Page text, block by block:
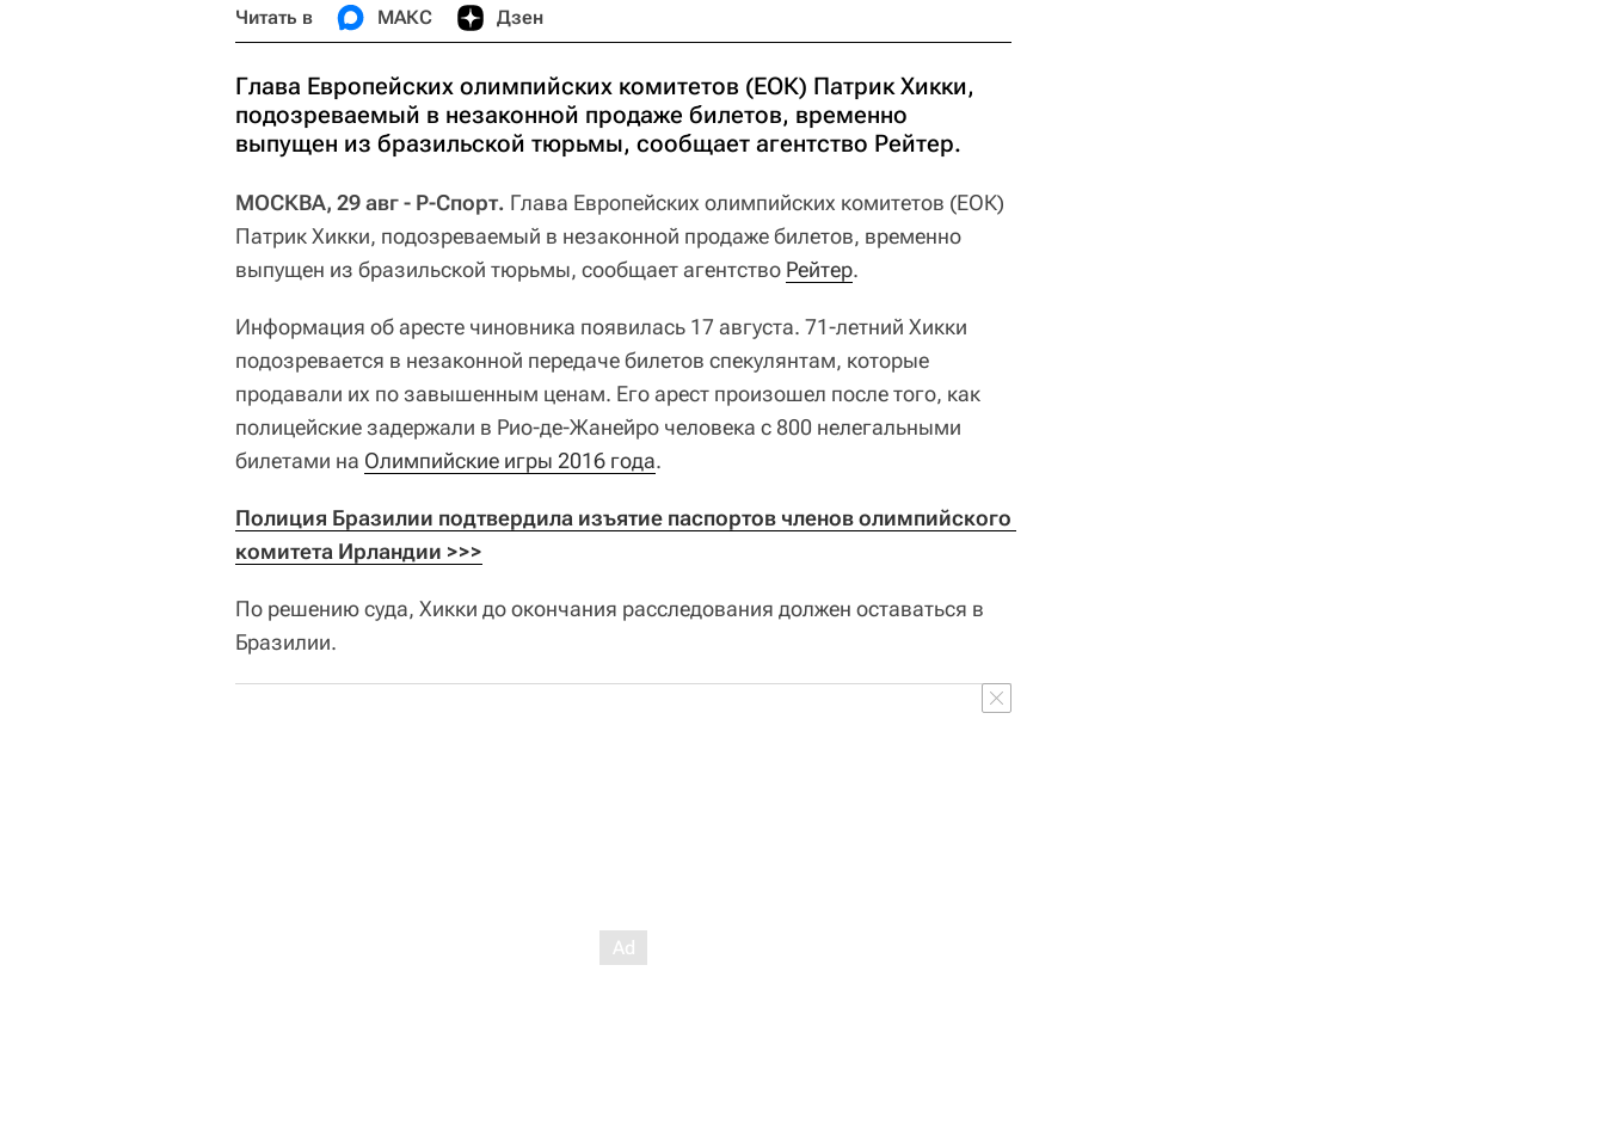
Читать в МАКС Дзен
Глава Европейских олимпийских комитетов (ЕОК) Патрик Хикки,
подозреваемый в незаконной продаже билетов, временно
выпущен из бразильской тюрьмы, сообщает агентство Рейтер.
МОСКВА, 29 авг - Р-Спорт. Глава Европейских олимпийских комитетов (ЕОК)
Патрик Хикки, подозреваемый в незаконной продаже билетов, временно
выпущен из бразильской тюрьмы, сообщает агентство Рейтер.
Информация об аресте чиновника появилась 17 августа. 71-летний Хикки
подозревается в незаконной передаче билетов спекулянтам, которые
продавали их по завышенным ценам. Его арест произошел после того, как
полицейские задержали в Рио-де-Жанейро человека с 800 нелегальными
билетами на Олимпийские игры 2016 года.
Полиция Бразилии подтвердила изъятие паспортов членов олимпийского
комитета Ирландии >>>
По решению суда, Хикки до окончания расследования должен оставаться в
Бразилии.